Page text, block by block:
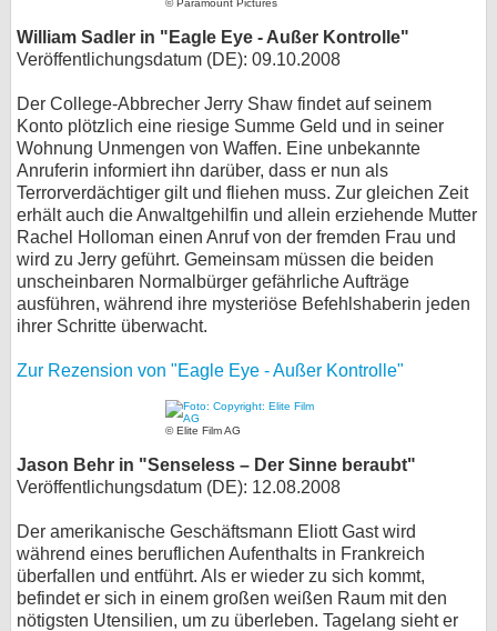
© Paramount Pictures
William Sadler in "Eagle Eye - Außer Kontrolle"
Veröffentlichungsdatum (DE): 09.10.2008
Der College-Abbrecher Jerry Shaw findet auf seinem
Konto plötzlich eine riesige Summe Geld und in seiner
Wohnung Unmengen von Waffen. Eine unbekannte
Anruferin informiert ihn darüber, dass er nun als
Terrorverdächtiger gilt und fliehen muss. Zur gleichen Zeit
erhält auch die Anwaltgehilfin und allein erziehende Mutter
Rachel Holloman einen Anruf von der fremden Frau und
wird zu Jerry geführt. Gemeinsam müssen die beiden
unscheinbaren Normalbürger gefährliche Aufträge
ausführen, während ihre mysteriöse Befehlshaberin jeden
ihrer Schritte überwacht.
Zur Rezension von "Eagle Eye - Außer Kontrolle"
© Elite Film AG
Jason Behr in "Senseless – Der Sinne beraubt"
Veröffentlichungsdatum (DE): 12.08.2008
Der amerikanische Geschäftsmann Eliott Gast wird
während eines beruflichen Aufenthalts in Frankreich
überfallen und entführt. Als er wieder zu sich kommt,
befindet er sich in einem großen weißen Raum mit den
nötigsten Utensilien, um zu überleben. Tagelang sieht er